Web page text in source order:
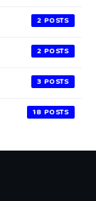
2
2
3
18